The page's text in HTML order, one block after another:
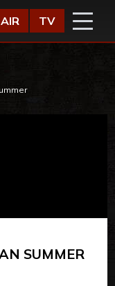
TV
SUMMER